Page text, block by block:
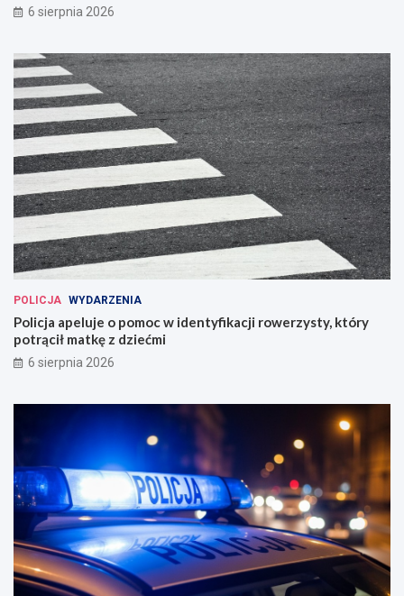
6 sierpnia 2026
POLICJA WYDARZENIA
Policja apeluje o pomoc w identyfikacji rowerzysty, który
potrącił matkę z dziećmi
6 sierpnia 2026